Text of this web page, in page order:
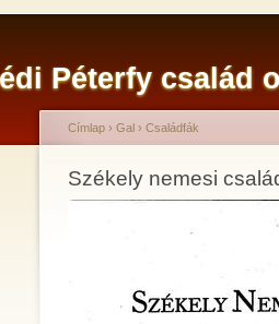
Péterfy család
Címlap › Gal › Családfák
Székely nemesi